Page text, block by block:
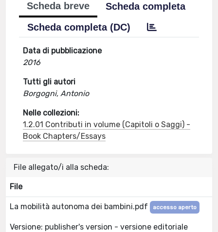
Scheda breve
Scheda completa
Scheda completa (DC)
Data di pubblicazione
2016
Tutti gli autori
Borgogni, Antonio
Nelle collezioni:
1.2.01 Contributi in volume (Capitoli o Saggi) -
Book Chapters/Essays
File allegato/i alla scheda:
File
La mobilità autonoma dei bambini.pdf accesso aperto
Versione: publisher's version - versione editoriale